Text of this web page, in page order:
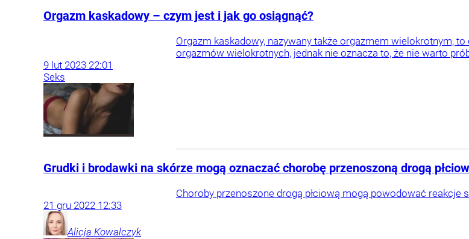
Orgazm kaskadowy – czym jest i jak go osiągnąć?
Orgazm kaskadowy, nazywany także orgazmem wielokrotnym,
orgazmów wielokrotnych, jednak nie oznacza to, że nie warto
9 lut 2023 22:01
Seks
Grudki i brodawki na skórze mogą oznaczać chorobę przenoszoną drogą
Choroby przenoszone drogą płciową mogą powodować reakcje
21 gru 2022 12:33
Alicja Kowalczyk